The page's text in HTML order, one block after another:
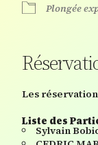
Plongée
Les
Liste des
Sylvain